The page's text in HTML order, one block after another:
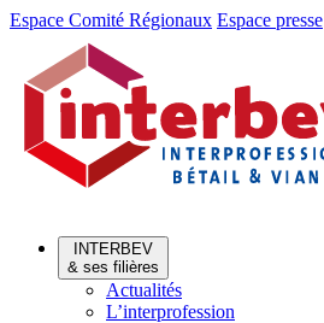
Aller
Aller
contenu
Espace Comité Régionaux Espace presse
INTERBEV
& ses filières
Actualités
L’interprofession